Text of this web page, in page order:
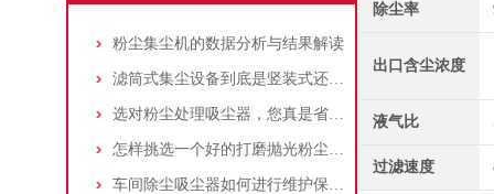
粉尘集尘机的数据分析与结果解读
滤筒式集尘设备到底是竖装式还是横装式？
选对粉尘处理吸尘器，您真是省了很多事！
怎样挑选一个好的打磨抛光粉尘吸尘器
车间除尘吸尘器如何进行维护保养？
除尘率
出口含尘浓度
液气比
过滤速度